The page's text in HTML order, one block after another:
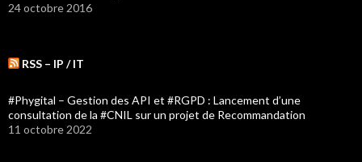
24 octobre 2016
RSS – IP / IT
#Phygital – Gestion des API et #RGPD : Lancement d’une
consultation de la #CNIL sur un projet de Recommandation
11 octobre 2022